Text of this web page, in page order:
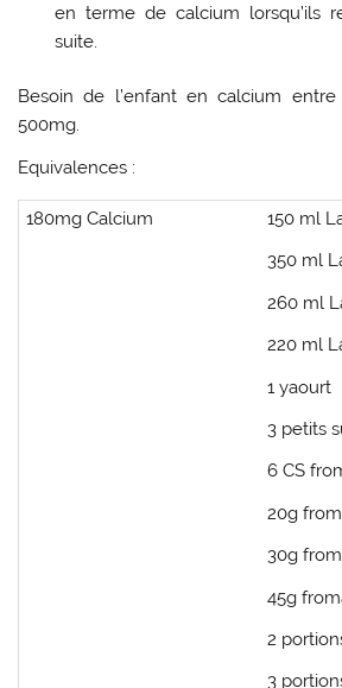
en terme de calcium lorsqu’ils
suite.
Besoin de l’enfant en calcium
500mg.
Equivalences :
180mg Calcium
150 ml
350 ml
260 ml
220 ml
1 yaourt
3 petits
6 CS
20g
30g
45g
2
3